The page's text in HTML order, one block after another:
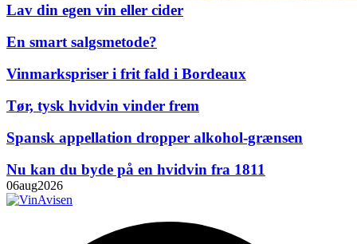
Lav din egen vin eller cider
En smart salgsmetode?
Vinmarkspriser i frit fald i Bordeaux
Tør, tysk hvidvin vinder frem
Spansk appellation dropper alkohol-grænsen
Nu kan du byde på en hvidvin fra 1811
06aug2026